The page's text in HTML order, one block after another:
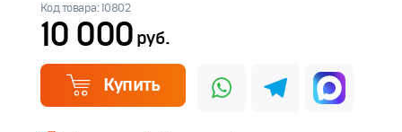
Код товара: 10802
10 000 руб.
Купить